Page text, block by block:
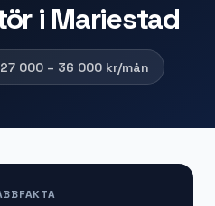
i Mariestad
27 000 – 36 000 kr/mån